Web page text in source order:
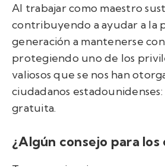
Al trabajar como maestro
contribuyendo a ayudar a la
generación a mantenerse
protegiendo uno de los
valiosos que se nos han
ciudadanos
gratuita.
¿Algún consejo para